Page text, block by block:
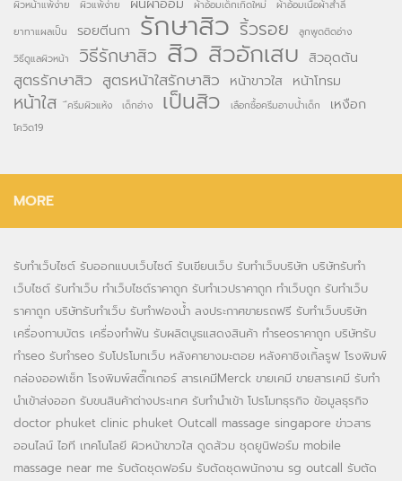
ผิวหน้าแพ้ง่าย ผิวแพ้ง่าย ผ้าอ้อมเด็กเกิดใหม่
ผ้าอ้อมเนื้อผ้าสำลี
ยาทาแผลเป็น
รอยตีนกา รักษาสิว ริ้วรอย
ลูกพูดติดอ่าง
วิธีดูแลผิวหน้า
วิธีรักษาสิว สิว สิวอักเสบ สิวอุดตัน
สูตรรักษาสิว สูตรหน้าใสรักษาสิว หน้าขาวใส หน้าโทรม
หน้าใส ึครีมผิวแห้ง เด็กอ่าง เป็นสิว เลือกซื้อครีมอาบน้ำเด็ก เหงือก
โควิด19
MORE
รับทำเว็บไซต์ รับออกแบบเว็บไซต์ รับเขียนเว็บ รับทำเว็บบริษัท บริษัทรับทำ
เว็บไซต์ รับทำเว็บ ทำเว็บไซต์ราคาถูก รับทำเวปราคาถูก ทำเว็บถูก รับทำเว็บ
ราคาถูก บริษัทรับทำเว็บ รับทำฟองน้ำ ลงประกาศขายรถฟรี รับทำเว็บบริษัท
เครื่องทาบบัตร เครื่องทำฟัน รับผลิตบูธแสดงสินค้า ทำseoราคาถูก บริษัทรับ
ทำseo รับทำseo รับโปรโมทเว็บ หลังคายางมะตอย หลังคาชิงเกิ้ลรูฟ โรงพิมพ์
กล่องออฟเซ็ท โรงพิมพ์สติ๊กเกอร์ สารเคมีMerck ขายเคมี ขายสารเคมี รับทำ
นำเข้าส่งออก รับขนสินค้าต่างประเทศ รับทำนำเข้า โปรโมทธุรกิจ ข้อมูลธุรกิจ
doctor phuket clinic phuket Outcall massage singapore ข่าวสาร
ออนไลน์ ไอที เทคโนโลยี ผิวหน้าขาวใส ดูดส้วม ชุดยูนิฟอร์ม mobile
massage near me รับตัดชุดฟอร์ม รับตัดชุดพนักงาน sg outcall รับตัด